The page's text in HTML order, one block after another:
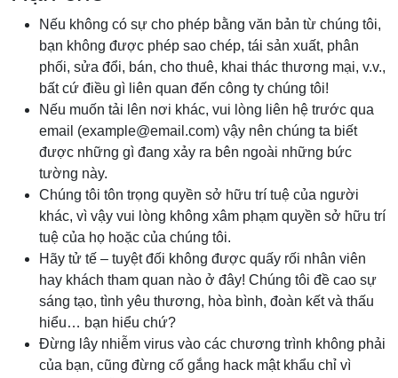
Nếu không có sự cho phép bằng văn bản từ chúng tôi,
bạn không được phép sao chép, tái sản xuất, phân
phối, sửa đổi, bán, cho thuê, khai thác thương mại, v.v.,
bất cứ điều gì liên quan đến công ty chúng tôi!
Nếu muốn tải lên nơi khác, vui lòng liên hệ trước qua
email (example@email.com) vậy nên chúng ta biết
được những gì đang xảy ra bên ngoài những bức
tường này.
Chúng tôi tôn trọng quyền sở hữu trí tuệ của người
khác, vì vậy vui lòng không xâm phạm quyền sở hữu trí
tuệ của họ hoặc của chúng tôi.
Hãy tử tế – tuyệt đối không được quấy rối nhân viên
hay khách tham quan nào ở đây! Chúng tôi đề cao sự
sáng tạo, tình yêu thương, hòa bình, đoàn kết và thấu
hiểu… bạn hiểu chứ?
Đừng lây nhiễm virus vào các chương trình không phải
của bạn, cũng đừng cố gắng hack mật khẩu chỉ vì